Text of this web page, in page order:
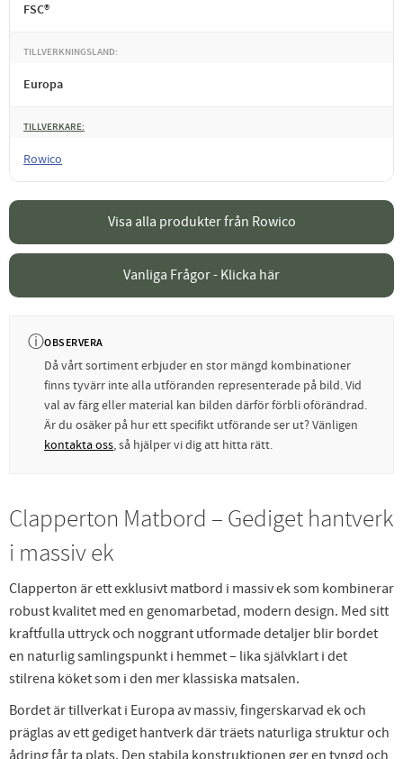
FSC®
TILLVERKNINGSLAND
Europa
TILLVERKARE
Rowico
Visa alla produkter från Rowico
Vanliga Frågor - Klicka här
ⓘOBSERVERA
Då vårt sortiment erbjuder en stor mängd kombinationer
finns tyvärr inte alla utföranden representerade på bild. Vid
val av färg eller material kan bilden därför förbli oförändrad.
Är du osäker på hur ett specifikt utförande ser ut? Vänligen
kontakta oss, så hjälper vi dig att hitta rätt.
Clapperton Matbord – Gediget hantverk
i massiv ek
Clapperton är ett exklusivt matbord i massiv ek som kombinerar
robust kvalitet med en genomarbetad, modern design. Med sitt
kraftfulla uttryck och noggrant utformade detaljer blir bordet
en naturlig samlingspunkt i hemmet – lika självklart i det
stilrena köket som i den mer klassiska matsalen.
Bordet är tillverkat i Europa av massiv, fingerskarvad ek och
präglas av ett gediget hantverk där träets naturliga struktur och
ådring får ta plats. Den stabila konstruktionen ger en tyngd och